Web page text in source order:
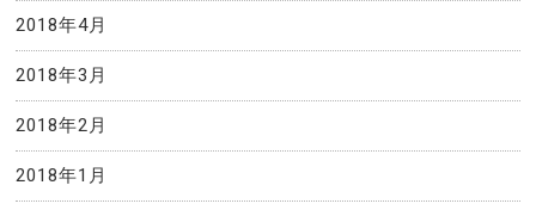
2018年4月
2018年3月
2018年2月
2018年1月